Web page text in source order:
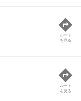
ルート
を見る
ルート
を見る